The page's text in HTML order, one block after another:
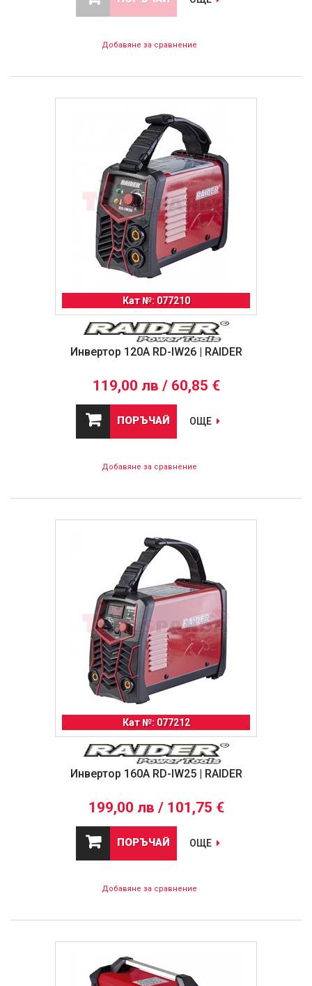
Добавяне за сравнение
Кат №: 077210
Инвертор 120A RD-IW26 | RAIDER
119,00 лв / 60,85 €
ПОРЪЧАЙ ОЩЕ
Добавяне за сравнение
Кат №: 077212
Инвертор 160A RD-IW25 | RAIDER
199,00 лв / 101,75 €
ПОРЪЧАЙ ОЩЕ
Добавяне за сравнение